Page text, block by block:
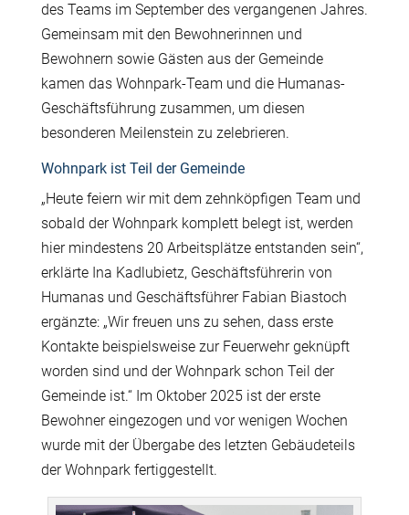
des Teams im September des vergangenen Jahres.
Gemeinsam mit den Bewohnerinnen und
Bewohnern sowie Gästen aus der Gemeinde
kamen das Wohnpark-Team und die Humanas-
Geschäftsführung zusammen, um diesen
besonderen Meilenstein zu zelebrieren.
Wohnpark ist Teil der Gemeinde
„Heute feiern wir mit dem zehnköpfigen Team und
sobald der Wohnpark komplett belegt ist, werden
hier mindestens 20 Arbeitsplätze entstanden sein“,
erklärte Ina Kadlubietz, Geschäftsführerin von
Humanas und Geschäftsführer Fabian Biastoch
ergänzte: „Wir freuen uns zu sehen, dass erste
Kontakte beispielsweise zur Feuerwehr geknüpft
worden sind und der Wohnpark schon Teil der
Gemeinde ist.“ Im Oktober 2025 ist der erste
Bewohner eingezogen und vor wenigen Wochen
wurde mit der Übergabe des letzten Gebäudeteils
der Wohnpark fertiggestellt.